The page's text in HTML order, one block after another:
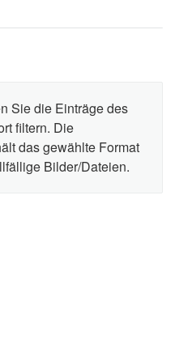
Sie die Einträge des
filtern. Die
das gewählte Format
Bilder/Dateien.